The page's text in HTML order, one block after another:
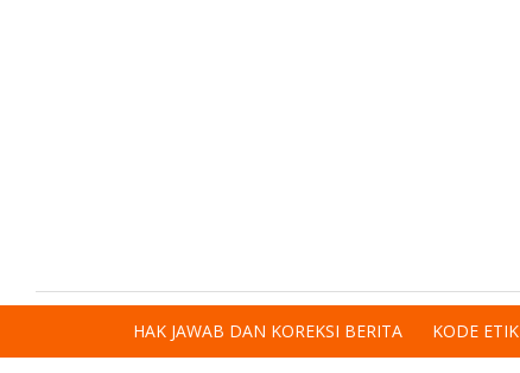
HAK JAWAB DAN KOREKSI BERITA KODE ETIK